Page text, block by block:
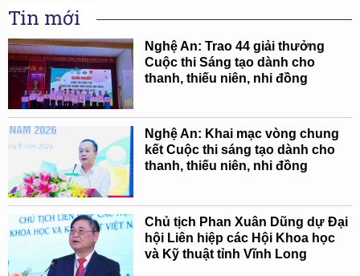
Tin mới
Nghệ An: Trao 44 giải thưởng
Cuộc thi Sáng tạo dành cho
thanh, thiếu niên, nhi đồng
Nghệ An: Khai mạc vòng chung
kết Cuộc thi sáng tạo dành cho
thanh, thiếu niên, nhi đồng
Chủ tịch Phan Xuân Dũng dự Đại
hội Liên hiệp các Hội Khoa học
và Kỹ thuật tỉnh Vĩnh Long